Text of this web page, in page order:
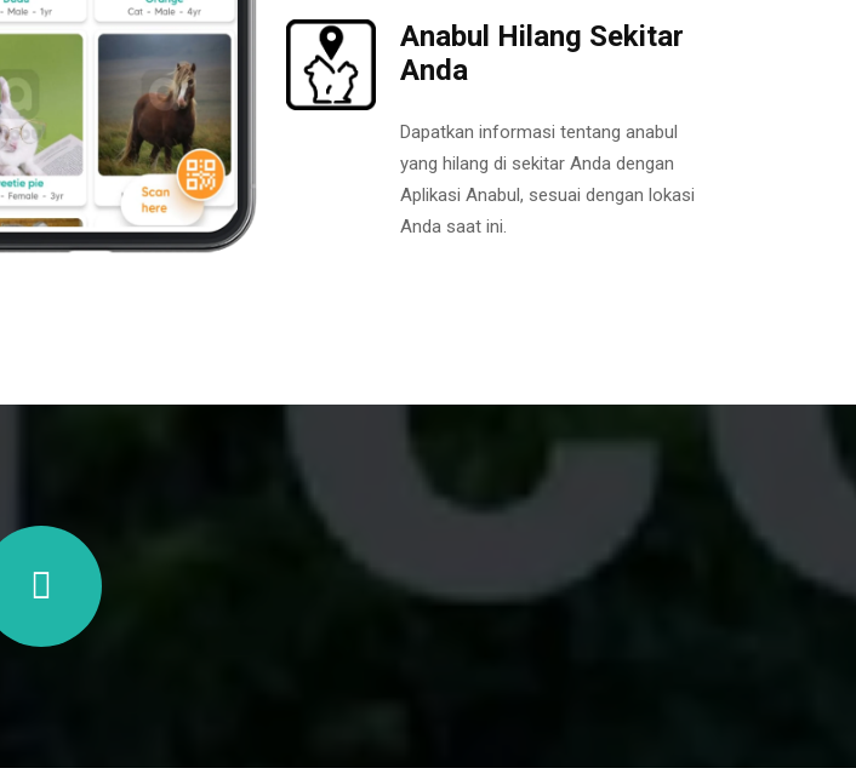
Anabul Hilang Sekitar
Anda
Dapatkan informasi tentang anabul
yang hilang di sekitar Anda dengan
Aplikasi Anabul, sesuai dengan lokasi
Anda saat ini.